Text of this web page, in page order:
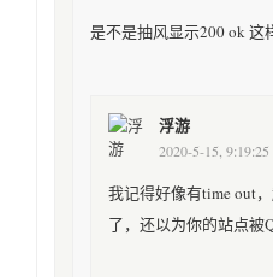
是不是抽风显示200 ok 这
浮游
2020-5-15, 9:19:25
我记得好像有time out
了，还以为你的站点被